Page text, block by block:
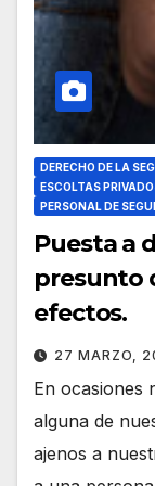
DERECHO DE LA
ESCOLTAS
PERSONAL DE
Puesta a
presunto
efectos.
27 MARZO,
En ocasiones
alguna de
ajenos a